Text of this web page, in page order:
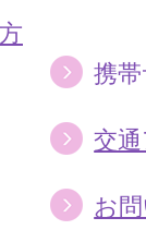
携
交
お